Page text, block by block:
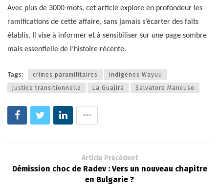
Avec plus de 3000 mots, cet article explore en profondeur les
ramifications de cette affaire, sans jamais s’écarter des faits
établis. Il vise à informer et à sensibiliser sur une page sombre
mais essentielle de l’histoire récente.
Tags: crimes paramilitaires
indigènes Wayuu
justice transitionnelle
La Guajira Salvatore Mancuso
Article Précédent
Démission choc de Radev : Vers un nouveau chapitre
en Bulgarie ?